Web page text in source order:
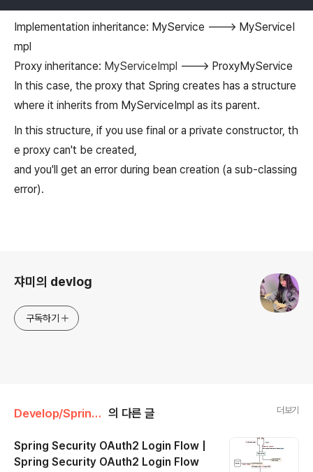
Implementation inheritance: MyService ---> MyServiceI
mpl
Proxy inheritance: MyServiceImpl ---> ProxyMyService
In this case, the proxy that Spring creates has a structure
where it inherits from MyServiceImpl as its parent.
In this structure, if you use final or a private constructor, th
e proxy can't be created,
and you'll get an error during bean creation (a sub-classing
error).
쟈미의 devlog
구독하기
Develop/Springboot 의 다른 글 더보기
Spring Security OAuth2 Login Flow |
Spring Security OAuth2 Login Flow